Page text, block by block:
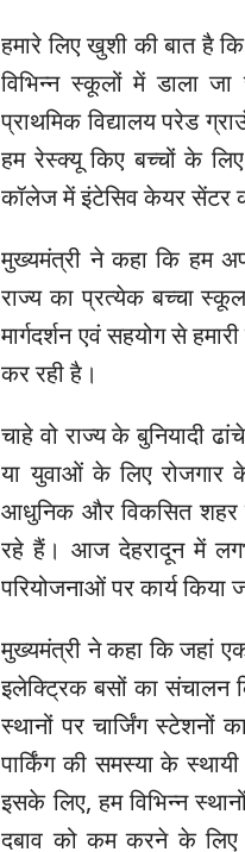
हमारे लिए खुशी की बात है
विभिन्न स्कूलों में डाला
प्राथमिक विद्यालय परेड
हम रेस्क्यू किए बच्चों के
कॉलेज में इंटेसिव केयर सेंटर
मुख्यमंत्री ने कहा कि हम
राज्य का प्रत्येक बच्चा
मार्गदर्शन एवं सहयोग से
कर रही है।
चाहे वो राज्य के बुनियादी
या युवाओं के लिए
आधुनिक और विकसित शहर
रहे हैं। आज देहरादून में
परियोजनाओं पर कार्य किया
मुख्यमंत्री ने कहा कि जहां
इलेक्ट्रिक बसों का संचालन
स्थानों पर चार्जिंग स्टेशनों
पार्किंग की समस्या के
इसके लिए, हम विभिन्न
दबाव को कम करने के लिए